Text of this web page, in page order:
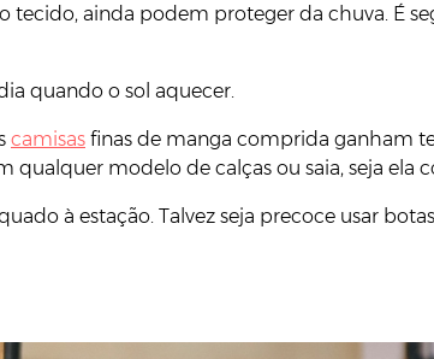
ainda podem proteger da chuva. É
quando o sol aquecer.
camisas finas de manga comprida ganham
modelo de calças ou saia, seja ela
à estação. Talvez seja precoce usar